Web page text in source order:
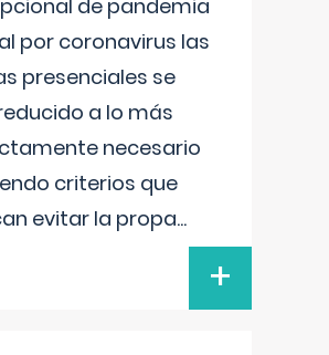
de pandemia
por coronavirus las
presenciales se
a lo más
necesario
criterios que
evitar la propa...
+